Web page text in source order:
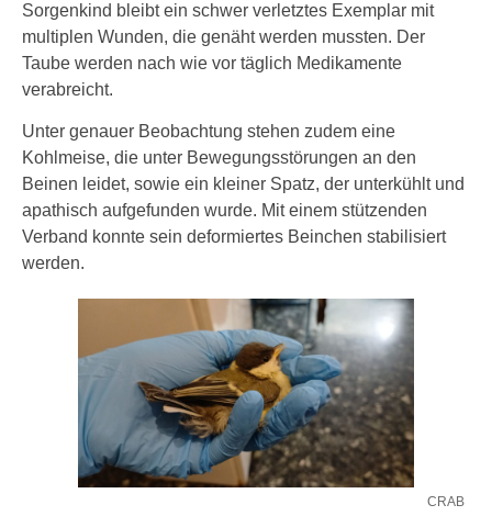
Sorgenkind bleibt ein schwer verletztes Exemplar mit
multiplen Wunden, die genäht werden mussten. Der
Taube werden nach wie vor täglich Medikamente
verabreicht.
Unter genauer Beobachtung stehen zudem eine
Kohlmeise, die unter Bewegungsstörungen an den
Beinen leidet, sowie ein kleiner Spatz, der unterkühlt und
apathisch aufgefunden wurde. Mit einem stützenden
Verband konnte sein deformiertes Beinchen stabilisiert
werden.
CRAB